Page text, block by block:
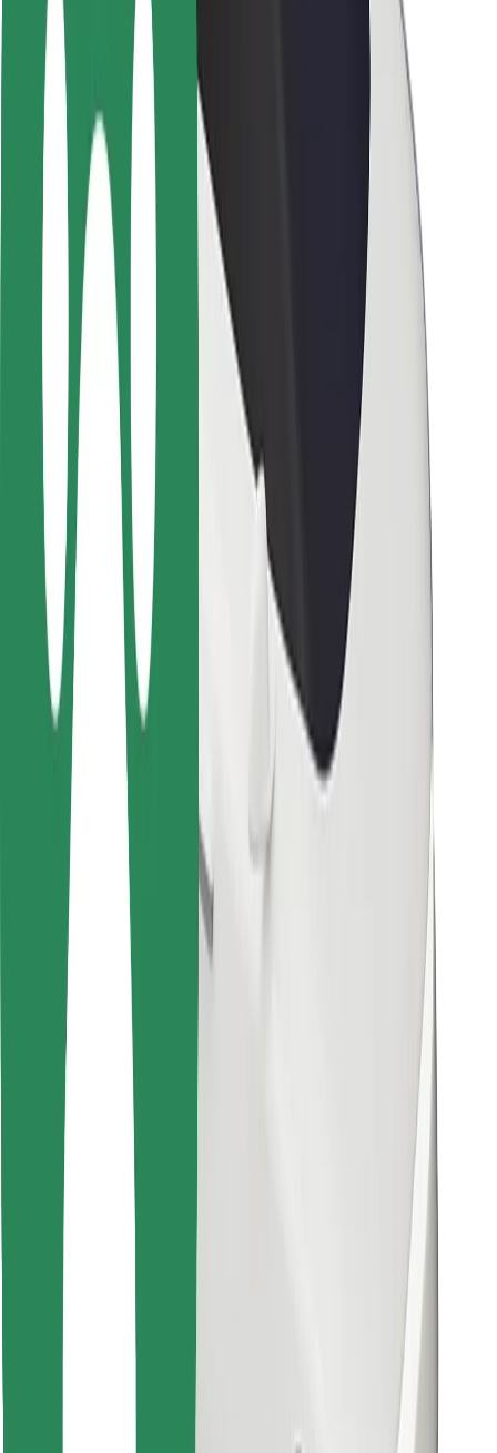
Varnost potnikov
Varnost voznikov
Varnost skirojev
Varnostni kotiček
Mesta
Lokacije
Rešitve za mesto
Letališča
Bolt polnilne postaje
Pomoč
Za potnike
Za voznike
Za dostavljavce
Bolt Food
Za lastnike voznih parkov
Za restavracije
Bolt za podjetja
Dobavitelji
Piškotki
Varnost
Do vožnje v nekaj minutah!
Prenesi aplikacijo Bolt
Prenesi aplikacijo Bolt Food